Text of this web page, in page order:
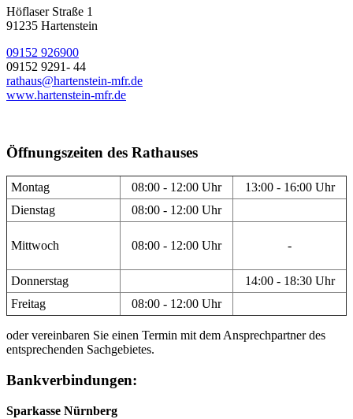
Höflaser Straße 1
91235 Hartenstein
09152 926900
09152 9291- 44
rathaus@hartenstein-mfr.de
www.hartenstein-mfr.de
Öffnungszeiten des Rathauses
Montag 08:00 - 12:00 Uhr
13:00 - 16:00 Uhr
Dienstag
08:00 - 12:00 Uhr
Mittwoch 08:00 - 12:00 Uhr -
Donnerstag
14:00 - 18:30 Uhr
Freitag
08:00 - 12:00 Uhr
oder vereinbaren Sie einen Termin mit dem Ansprechpartner des
entsprechenden Sachgebietes.
Bankverbindungen:
Sparkasse Nürnberg